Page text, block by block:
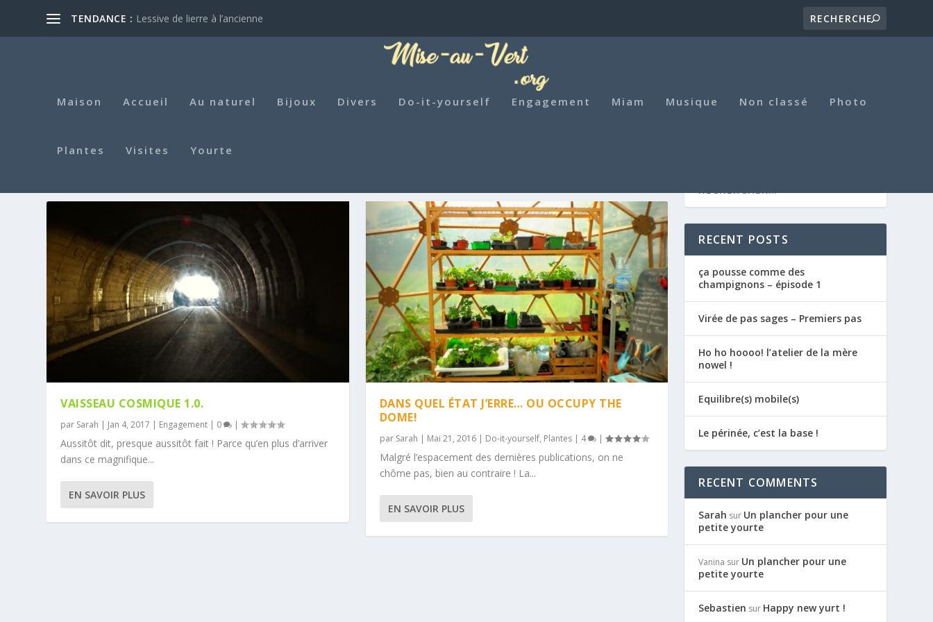
TENDANCE : Lessive de lierre à l’ancienne
Maison Accueil Au naturel Bijoux Divers Do-it-yourself Engagement Miam Musique Non classé Photo
Plantes Visites Yourte
VAISSEAU COSMIQUE 1.0.
par Sarah | Jan 4, 2017 | Engagement | 0 |
Aussitôt dit, presque aussitôt fait ! Parce qu’en plus d’arriver
dans ce magnifique...
EN SAVOIR PLUS
DANS QUEL ÉTAT J’ERRE… OU OCCUPY THE
DOME!
par Sarah | Mai 21, 2016| Do-it-yourself, Plantes| 4 |
Malgré l’espacement des dernières publications, on ne
chôme pas, bien au contraire ! La...
EN SAVOIR PLUS
RECENT POSTS
ça pousse comme des
champignons – épisode 1
Virée de pas sages – Premiers pas
Ho ho hoooo! l’atelier de la mère
nowel !
Equilibre(s) mobile(s)
Le périnée, c’est la base !
RECENT COMMENTS
Sarah sur Un plancher pour une
petite yourte
Vanina sur Un plancher pour une
petite yourte
Sebastien sur Happy new yurt !